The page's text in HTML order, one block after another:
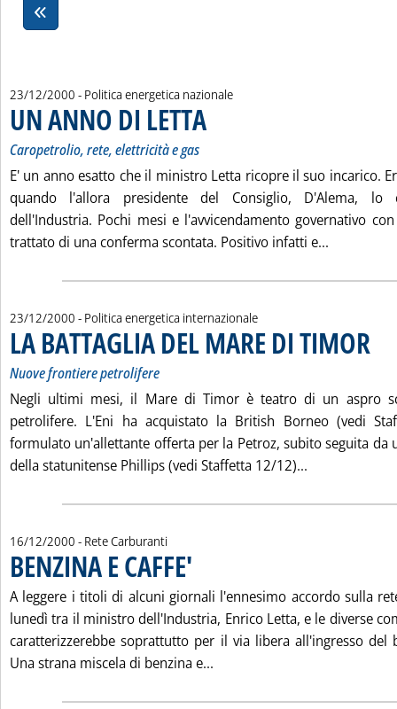
23/12/2000 - Politica energetica nazionale
UN ANNO DI LETTA
Caropetrolio, rete, elettricità e gas
E' un anno esatto che il ministro Letta ricopre il suo incarico.
quando l'allora presidente del Consiglio, D'Alema, lo
dell'Industria. Pochi mesi e l'avvicendamento governativo
trattato di una conferma scontata. Positivo infatti e...
23/12/2000 - Politica energetica internazionale
LA BATTAGLIA DEL MARE DI TIMOR
Nuove frontiere petrolifere
Negli ultimi mesi, il Mare di Timor è teatro di un aspro
petrolifere. L'Eni ha acquistato la British Borneo (vedi
formulato un'allettante offerta per la Petroz, subito seguita da
della statunitense Phillips (vedi Staffetta 12/12)...
16/12/2000 - Rete Carburanti
BENZINA E CAFFE'
A leggere i titoli di alcuni giornali l'ennesimo accordo sulla
lunedì tra il ministro dell'Industria, Enrico Letta, e le diverse
caratterizzerebbe soprattutto per il via libera all'ingresso del
Una strana miscela di benzina e...